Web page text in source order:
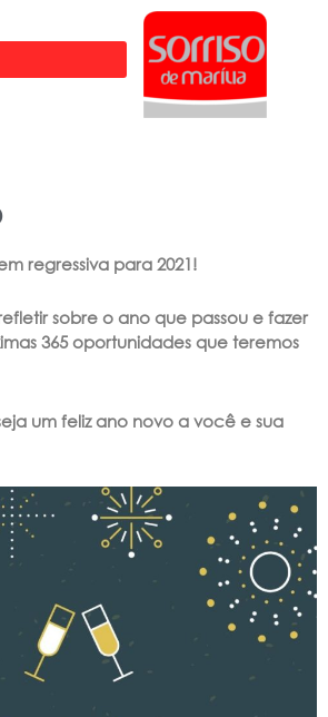
regressiva para 2021!
sobre o ano que passou e fazer
365 oportunidades que teremos
um feliz ano novo a você e sua